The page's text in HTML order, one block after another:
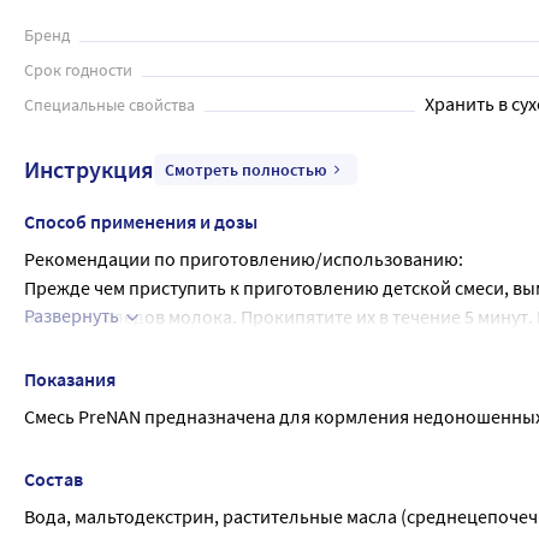
Бренд
Срок годности
Специальные свойства Хранить в
Инструкция Смотреть полностью
Способ применения и дозы
Рекомендации по приготовлению/использованию:
Прежде чем приступить к приготовлению детской смеси,
осталось следов молока. Прокипятите их в течение 5
теплой воды. Руководствуясь таблицей кормления,
Вашего ребенка. Используйте только мерную ложку,
растворения порошка. После использования положите
необходимо использовать приложенную мерную ложку,
большего или меньшего по сравнению с количеством,
Развернуть
Показания
Смесь PreNAN предназначена для кормления
Состав
Вода, мальтодекстрин, растительные масла